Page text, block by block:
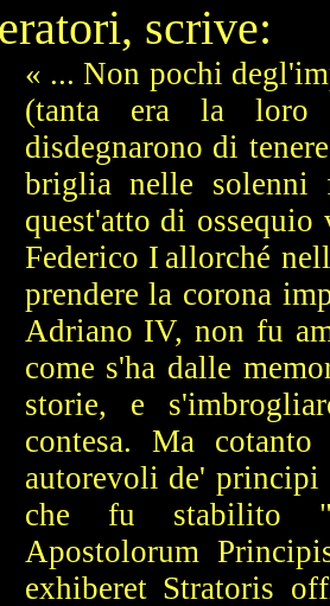
scrive:
« ... Non pochi
(tanta era la loro
disdegnarono di
briglia nelle solenni
quest'atto di
Federico I allorché
prendere la corona
Adriano IV, non fu
come s'ha dalle
storie, e
contesa. Ma
autorevoli de' principi
che fu stabilito
Apostolorum
exhiberet Stratoris